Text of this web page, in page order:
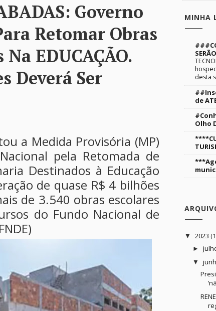
Governo
Retomar Obras
EDUCAÇÃO.
Deverá Ser
a Medida Provisória (MP)
pela Retomada de
Destinados à Educação
de quase R$ 4 bilhões
de 3.540 obras escolares
do Fundo Nacional de
MINHA
desta
de
Olho
▼ 2023
►
▼